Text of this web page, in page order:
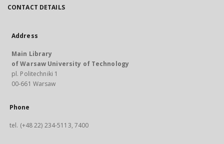
CONTACT DETAILS
Address
Main Library
of Warsaw University of Technology
pl. Politechniki 1
00-661 Warsaw
Phone
tel. (+48 22) 234-5113, 7400